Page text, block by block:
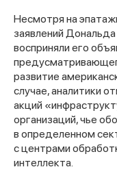
Несмотря на
заявлений
восприняли его
развитие
случае, аналитики
акций
организаций, чье
в определенном
с центрами
интеллекта.